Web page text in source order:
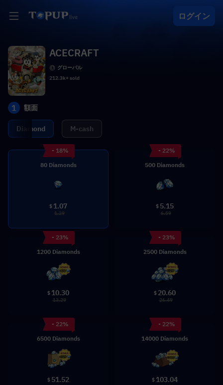
ログイン
ACECRAFT
グローバル
212.3k+ sold
1 額面
Diamond M-cash
- 18%
80 Diamonds
$ 1.07
1.29
- 22%
500 Diamonds
$ 5.15
6.59
- 23%
1200 Diamonds
$ 10.30
13.29
- 23%
2500 Diamonds
$ 20.60
26.49
- 22%
6500 Diamonds
$ 51.52
- 22%
14000 Diamonds
$ 103.04